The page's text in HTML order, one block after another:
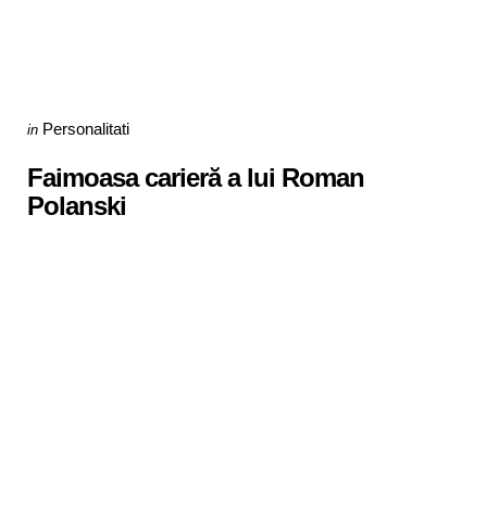
Categories
Posted
in Personalitati
Faimoasa carieră a lui Roman
Polanski